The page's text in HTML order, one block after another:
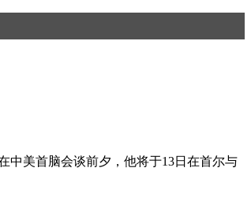
中美首脑会谈前夕，他将于13日在首尔与